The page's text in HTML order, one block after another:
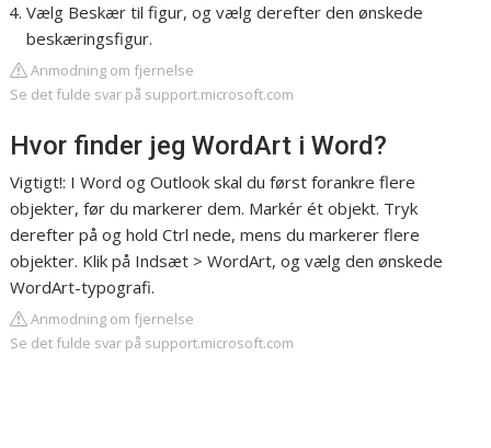
Vælg Beskær til figur, og vælg derefter den ønskede
beskæringsfigur.
Anmodning om fjernelse
Se det fulde svar på support.microsoft.com
Hvor finder jeg WordArt i Word?
Vigtigt!: I Word og Outlook skal du først forankre flere
objekter, før du markerer dem. Markér ét objekt. Tryk
derefter på og hold Ctrl nede, mens du markerer flere
objekter. Klik på Indsæt > WordArt, og vælg den ønskede
WordArt-typografi.
Anmodning om fjernelse
Se det fulde svar på support.microsoft.com